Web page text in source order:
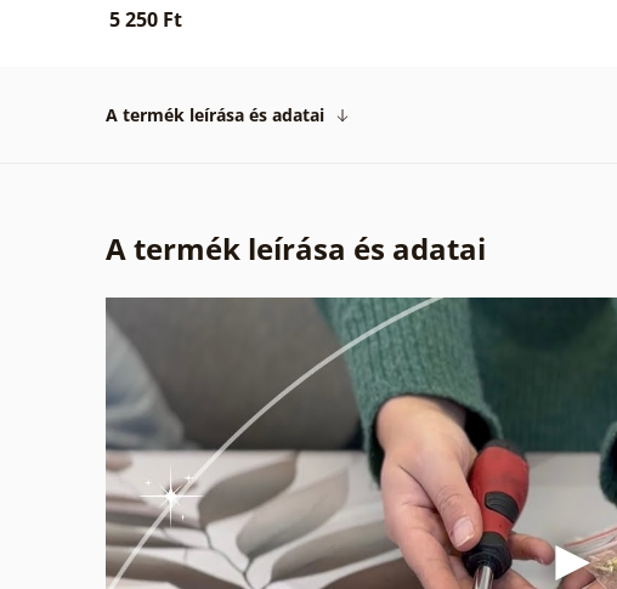
5 250 Ft
A termék leírása és adatai
A termék leírása és adatai